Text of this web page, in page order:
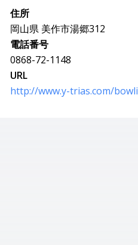
住所
岡山県 美作市湯郷312
電話番号
0868-72-1148
URL
http://www.y-trias.com/